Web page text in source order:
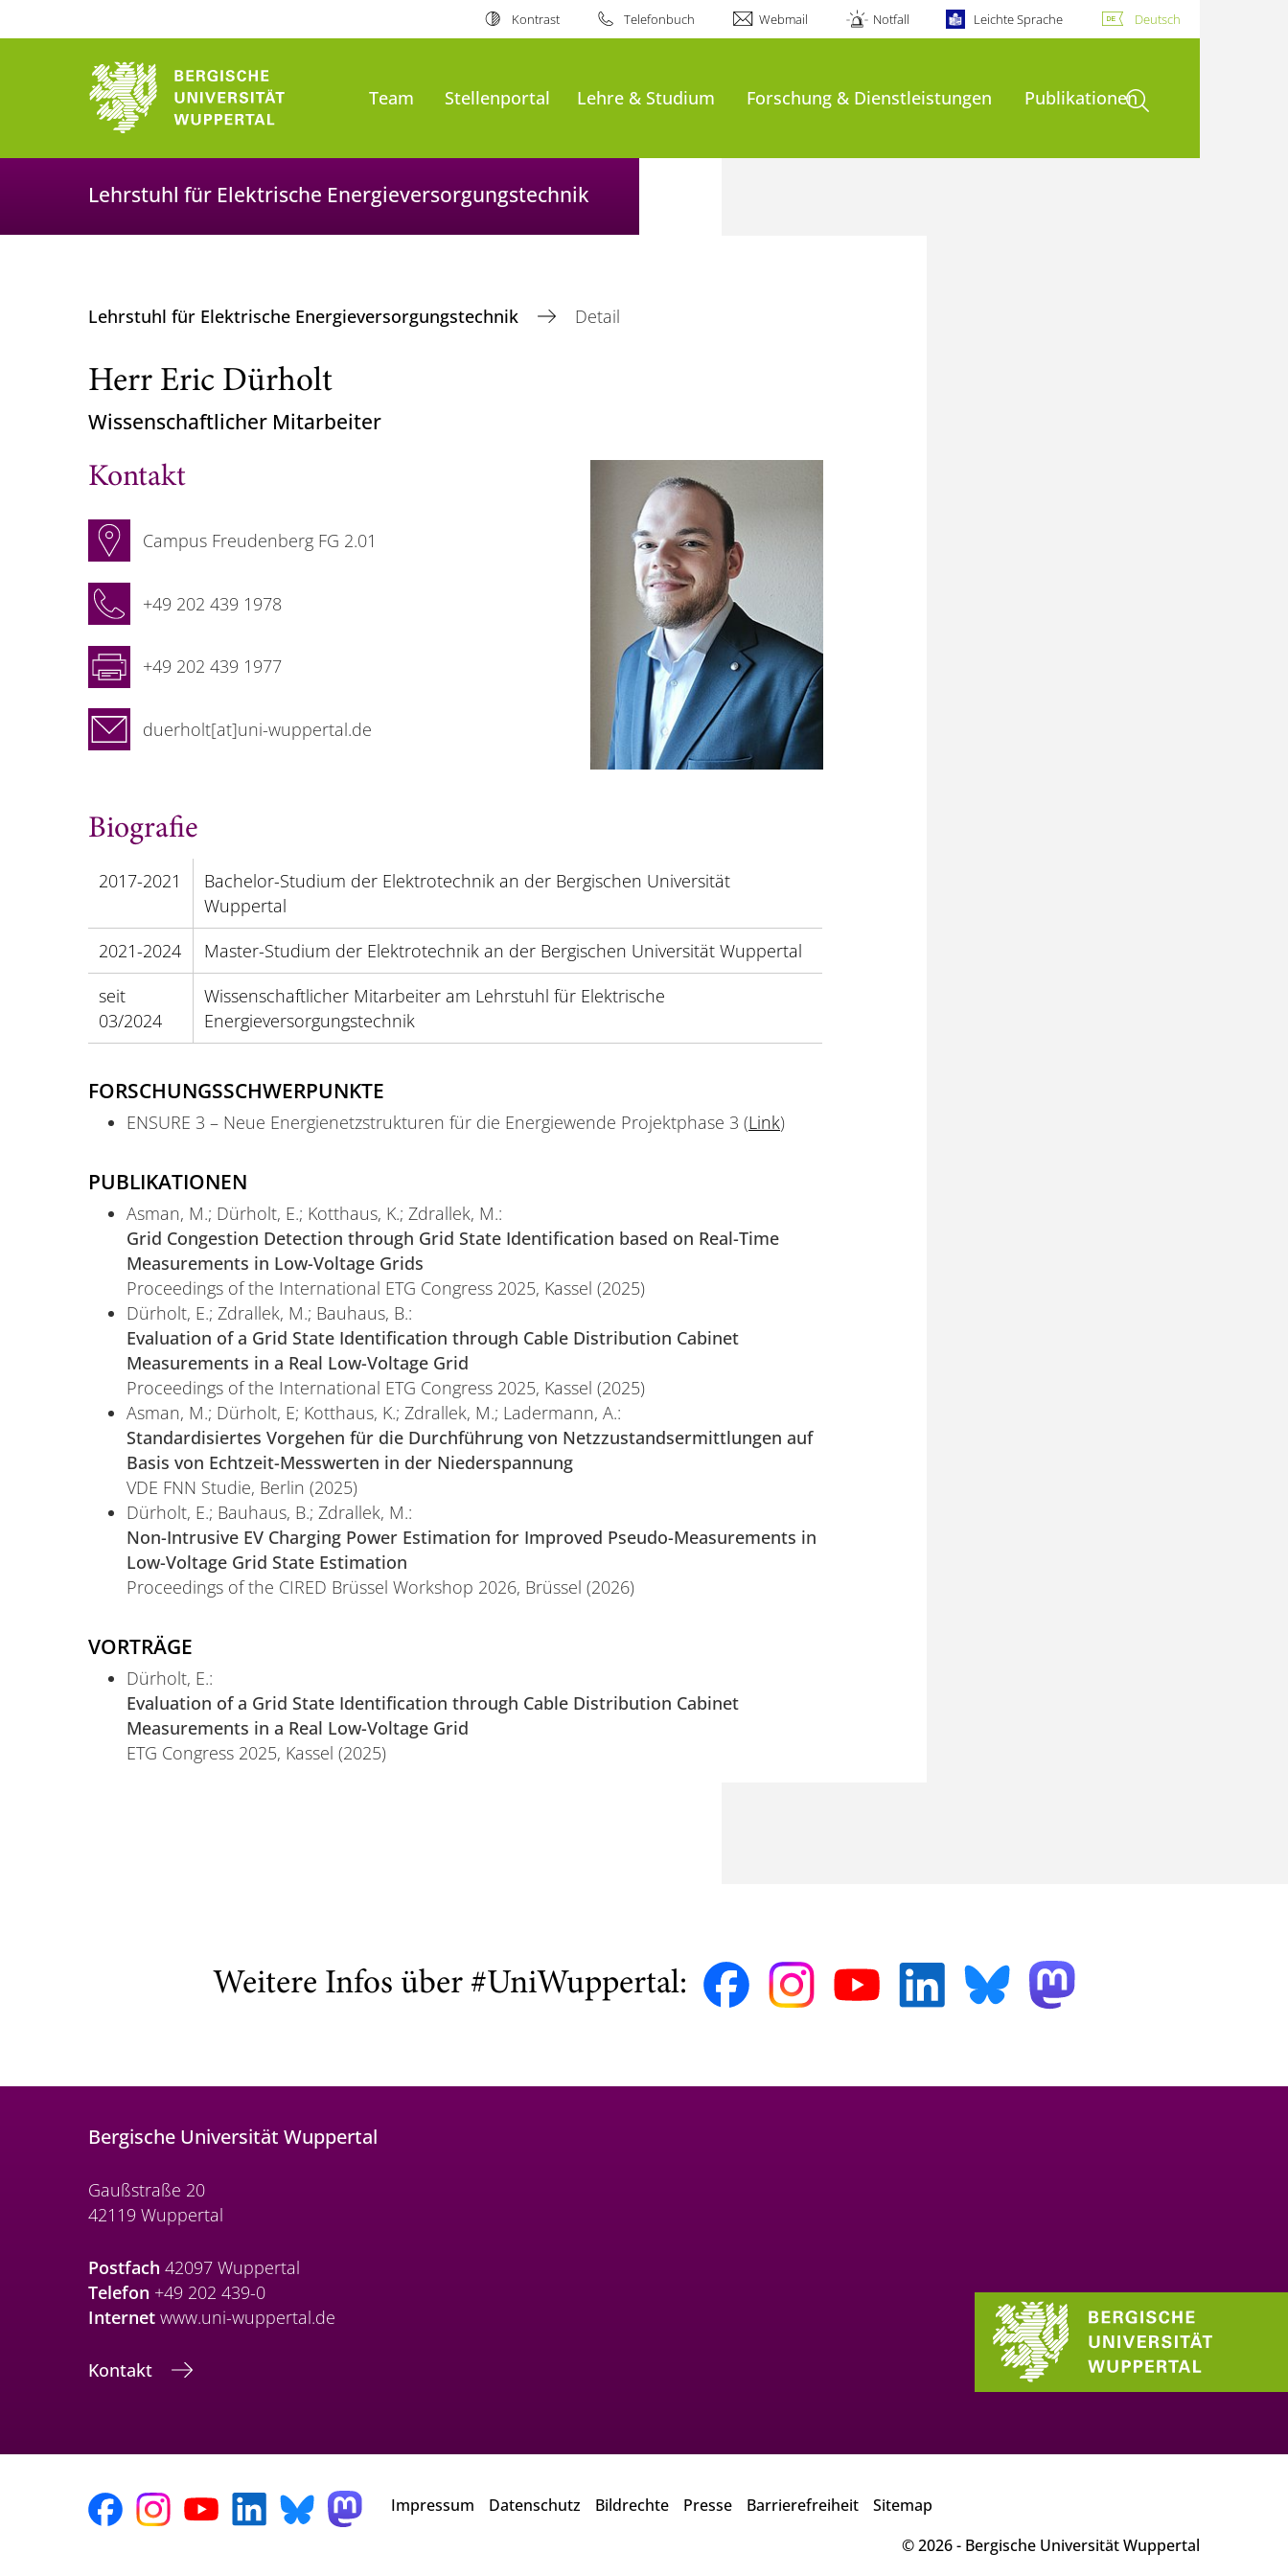
Kontrast Telefonbuch Webmail Notfall Leichte Sprache Deutsch
Team Stellenportal Lehre & Studium Forschung & Dienstleistungen PublikationenSuche öffnen
Lehrstuhl für Elektrische Energieversorgungstechnik
Lehrstuhl für Elektrische Energieversorgungstechnik Detail
Herr Eric Dürholt
Wissenschaftlicher Mitarbeiter
Kontakt
Campus Freudenberg FG 2.01
+49 202 439 1978
+49 202 439 1977
duerholt[at]uni-wuppertal.de
Biografie
2017-2021
Bachelor-Studium der Elektrotechnik an der Bergischen Universität
Wuppertal
2021-2024
Master-Studium der Elektrotechnik an der Bergischen Universität Wuppertal
seit
03/2024
Wissenschaftlicher Mitarbeiter am Lehrstuhl für Elektrische
Energieversorgungstechnik
FORSCHUNGSSCHWERPUNKTE
ENSURE 3 – Neue Energienetzstrukturen für die Energiewende Projektphase 3 (Link)
PUBLIKATIONEN
Asman, M.; Dürholt, E.; Kotthaus, K.; Zdrallek, M.:
Grid Congestion Detection through Grid State Identification based on Real-Time
Measurements in Low-Voltage Grids
Proceedings of the International ETG Congress 2025, Kassel (2025)
Dürholt, E.; Zdrallek, M.; Bauhaus, B.:
Evaluation of a Grid State Identification through Cable Distribution Cabinet
Measurements in a Real Low-Voltage Grid
Proceedings of the International ETG Congress 2025, Kassel (2025)
Asman, M.; Dürholt, E; Kotthaus, K.; Zdrallek, M.; Ladermann, A.:
Standardisiertes Vorgehen für die Durchführung von Netzzustandsermittlungen auf
Basis von Echtzeit-Messwerten in der Niederspannung
VDE FNN Studie, Berlin (2025)
Dürholt, E.; Bauhaus, B.; Zdrallek, M.:
Non-Intrusive EV Charging Power Estimation for Improved Pseudo-Measurements in
Low-Voltage Grid State Estimation
Proceedings of the CIRED Brüssel Workshop 2026, Brüssel (2026)
VORTRÄGE
Dürholt, E.:
Evaluation of a Grid State Identification through Cable Distribution Cabinet
Measurements in a Real Low-Voltage Grid
ETG Congress 2025, Kassel (2025)
Weitere Infos über #UniWuppertal:
Bergische Universität Wuppertal
Gaußstraße 20
42119 Wuppertal
Postfach 42097 Wuppertal
Telefon +49 202 439-0
Internet www.uni-wuppertal.de
Kontakt
Impressum Datenschutz Bildrechte Presse Barrierefreiheit
Sitemap
© 2026 - Bergische Universität Wuppertal